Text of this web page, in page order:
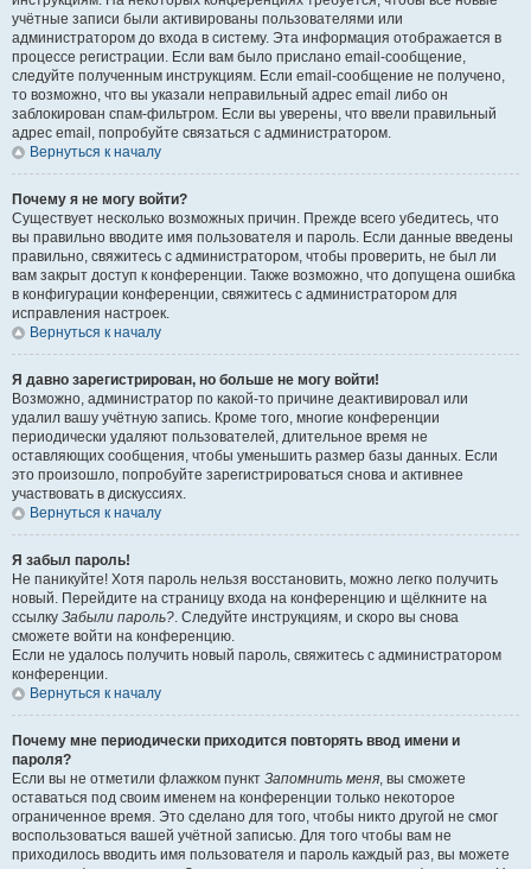
учётные записи были активированы пользователями или
администратором до входа в систему. Эта информация отображается в
процессе регистрации. Если вам было прислано email-сообщение,
следуйте полученным инструкциям. Если email-сообщение не получено,
то возможно, что вы указали неправильный адрес email либо он
заблокирован спам-фильтром. Если вы уверены, что ввели правильный
адрес email, попробуйте связаться с администратором.
Вернуться к началу
Почему я не могу войти?
Существует несколько возможных причин. Прежде всего убедитесь, что
вы правильно вводите имя пользователя и пароль. Если данные введены
правильно, свяжитесь с администратором, чтобы проверить, не был ли
вам закрыт доступ к конференции. Также возможно, что допущена ошибка
в конфигурации конференции, свяжитесь с администратором для
исправления настроек.
Вернуться к началу
Я давно зарегистрирован, но больше не могу войти!
Возможно, администратор по какой-то причине деактивировал или
удалил вашу учётную запись. Кроме того, многие конференции
периодически удаляют пользователей, длительное время не
оставляющих сообщения, чтобы уменьшить размер базы данных. Если
это произошло, попробуйте зарегистрироваться снова и активнее
участвовать в дискуссиях.
Вернуться к началу
Я забыл пароль!
Не паникуйте! Хотя пароль нельзя восстановить, можно легко получить
новый. Перейдите на страницу входа на конференцию и щёлкните на
ссылку Забыли пароль?. Следуйте инструкциям, и скоро вы снова
сможете войти на конференцию.
Если не удалось получить новый пароль, свяжитесь с администратором
конференции.
Вернуться к началу
Почему мне периодически приходится повторять ввод имени и
пароля?
Если вы не отметили флажком пункт Запомнить меня, вы сможете
оставаться под своим именем на конференции только некоторое
ограниченное время. Это сделано для того, чтобы никто другой не смог
воспользоваться вашей учётной записью. Для того чтобы вам не
приходилось вводить имя пользователя и пароль каждый раз, вы можете